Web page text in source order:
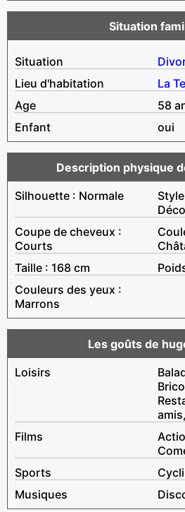
Situation
Situation
Lieu d'habitation
La
Age
58
Enfant
oui
Description physique
Silhouette : Normale
Coupe de cheveux :
Courts
Taille : 168 cm
Couleurs des yeux :
Marrons
Les goûts de
Loisirs
Films
Sports
Musiques